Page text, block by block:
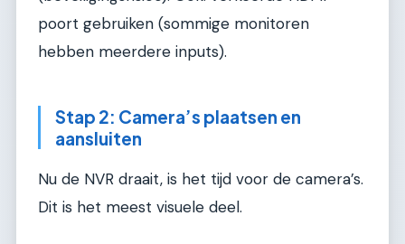
poort gebruiken (sommige monitoren
hebben meerdere inputs).
Stap 2: Camera’s plaatsen en
aansluiten
Nu de NVR draait, is het tijd voor de camera’s.
Dit is het meest visuele deel.